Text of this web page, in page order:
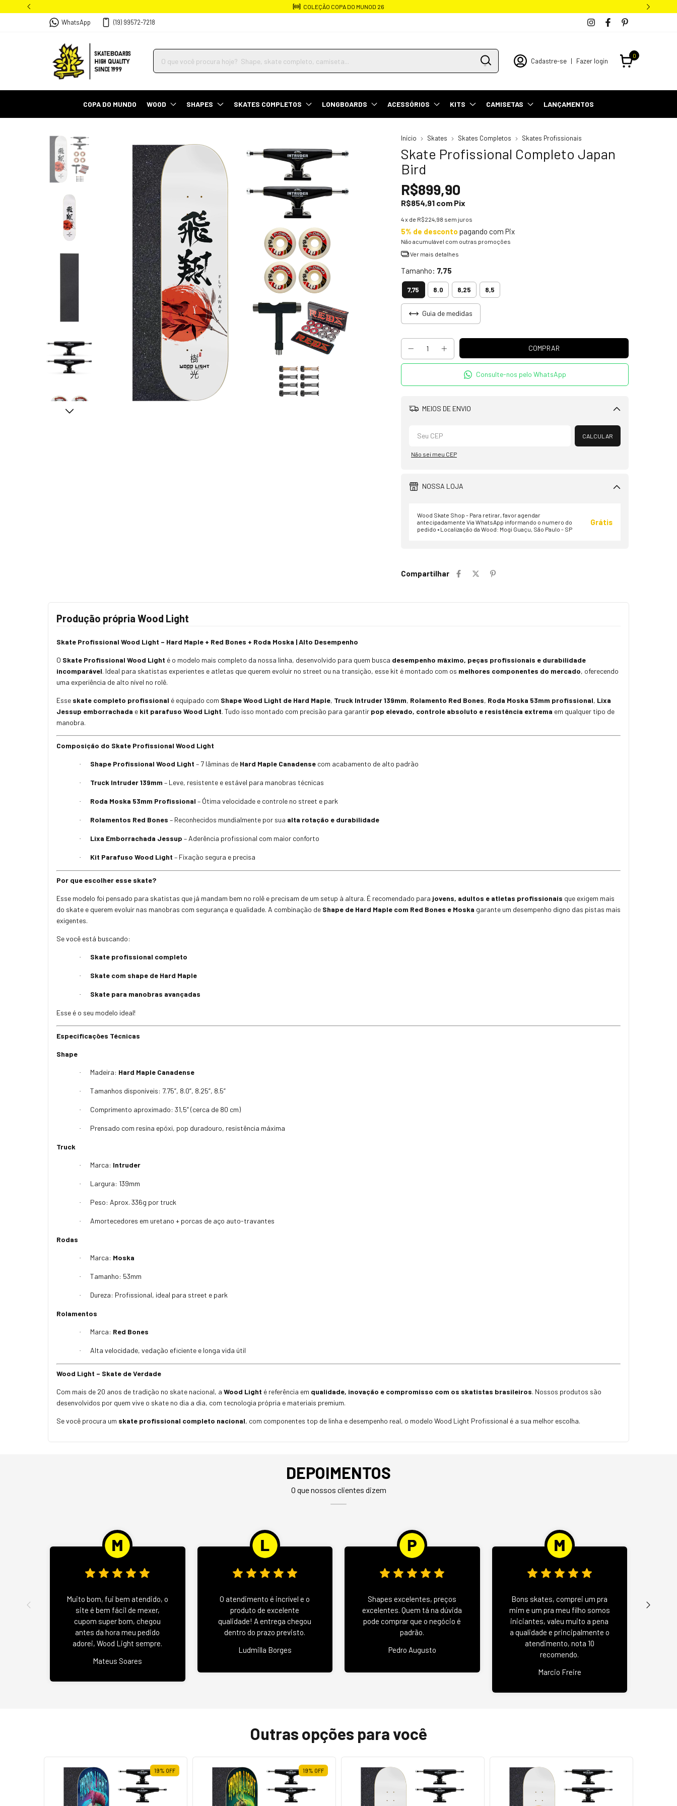
Frete rápido para todo o Brasil
WhatsApp (19) 99572-7218
Cadastre-se | Fazer login
0
COPA DO MUNDO WOOD SHAPES SKATES COMPLETOS LONGBOARDS ACESSÓRIOS KITS CAMISETAS LANÇAMENTOS
Início Skates Skates Completos Skates Profissionais
Skate Profissional Completo Japan
Bird
R$899,90
R$854,91 com Pix
4x de R$224,98 sem juros
5% de desconto pagando com Pix
Não acumulável com outras promoções
Ver mais detalhes
Tamanho: 7,75
7,75 8.0 8,25 8,5
Guia de medidas
Consulte-nos pelo WhatsApp
MEIOS DE ENVIO
Alterar CEP
CALCULAR
Não sei meu CEP
NOSSA LOJA
Wood Skate Shop - Para retirar, favor agendar
antecipadamente Via WhatsApp informando o numero do
pedido • Localização da Wood: Mogi Guaçu, São Paulo - SP
Grátis
Compartilhar
Produção própria Wood Light
Skate Profissional Wood Light – Hard Maple + Red Bones + Roda Moska | Alto Desempenho
O Skate Profissional Wood Light é o modelo mais completo da nossa linha, desenvolvido para quem busca desempenho máximo, peças profissionais e durabilidade
incomparável. Ideal para skatistas experientes e atletas que querem evoluir no street ou na transição, esse kit é montado com os melhores componentes do mercado, oferecendo
uma experiência de alto nível no rolê.
Esse skate completo profissional é equipado com Shape Wood Light de Hard Maple, Truck Intruder 139mm, Rolamento Red Bones, Roda Moska 53mm profissional, Lixa
Jessup emborrachada e kit parafuso Wood Light. Tudo isso montado com precisão para garantir pop elevado, controle absoluto e resistência extrema em qualquer tipo de
manobra.
Composição do Skate Profissional Wood Light
· Shape Profissional Wood Light – 7 lâminas de Hard Maple Canadense com acabamento de alto padrão
· Truck Intruder 139mm – Leve, resistente e estável para manobras técnicas
· Roda Moska 53mm Profissional – Ótima velocidade e controle no street e park
· Rolamentos Red Bones – Reconhecidos mundialmente por sua alta rotação e durabilidade
· Lixa Emborrachada Jessup – Aderência profissional com maior conforto
· Kit Parafuso Wood Light – Fixação segura e precisa
Por que escolher esse skate?
Esse modelo foi pensado para skatistas que já mandam bem no rolê e precisam de um setup à altura. É recomendado para jovens, adultos e atletas profissionais que exigem mais
do skate e querem evoluir nas manobras com segurança e qualidade. A combinação de Shape de Hard Maple com Red Bones e Moska garante um desempenho digno das pistas mais
exigentes.
Se você está buscando:
· Skate profissional completo
· Skate com shape de Hard Maple
· Skate para manobras avançadas
Esse é o seu modelo ideal!
Especificações Técnicas
Shape
· Madeira: Hard Maple Canadense
· Tamanhos disponíveis: 7.75”, 8.0”, 8.25”, 8.5”
· Comprimento aproximado: 31,5” (cerca de 80 cm)
· Prensado com resina epóxi, pop duradouro, resistência máxima
Truck
· Marca: Intruder
· Largura: 139mm
· Peso: Aprox. 336g por truck
· Amortecedores em uretano + porcas de aço auto-travantes
Rodas
· Marca: Moska
· Tamanho: 53mm
· Dureza: Profissional, ideal para street e park
Rolamentos
· Marca: Red Bones
· Alta velocidade, vedação eficiente e longa vida útil
Wood Light – Skate de Verdade
Com mais de 20 anos de tradição no skate nacional, a Wood Light é referência em qualidade, inovação e compromisso com os skatistas brasileiros. Nossos produtos são
desenvolvidos por quem vive o skate no dia a dia, com tecnologia própria e materiais premium.
Se você procura um skate profissional completo nacional, com componentes top de linha e desempenho real, o modelo Wood Light Profissional é a sua melhor escolha.
DEPOIMENTOS
O que nossos clientes dizem
Muito bom, fui bem atendido, o
site é bem fácil de mexer,
cupom super bom, chegou
antes da hora meu pedido
adorei, Wood Light sempre.
Mateus Soares
O atendimento é incrível e o
produto de excelente
qualidade! A entrega chegou
dentro do prazo previsto.
Ludmilla Borges
Shapes excelentes, preços
excelentes. Quem tá na dúvida
pode comprar que o negócio é
padrão.
Pedro Augusto
Bons skates, comprei um pra
mim e um pra meu filho somos
iniciantes, valeu muito a pena
a qualidade e principalmente o
atendimento, nota 10
recomendo.
Marcio Freire
Outras opções para você
19% OFF 19% OFF